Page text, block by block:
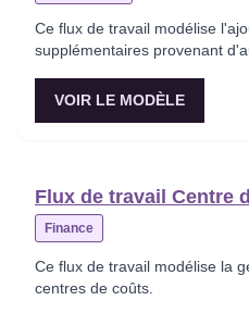
Ce flux de travail modélise
supplémentaires provenant
VOIR LE MODÈLE
Flux de travail Centre
Finance
Ce flux de travail modélise la
centres de coûts.